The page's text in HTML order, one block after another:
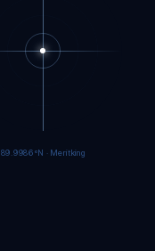
89.9984°N · Meritking